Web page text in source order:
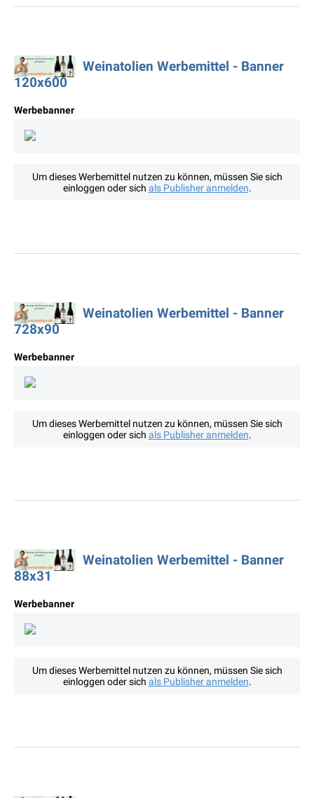
Weinatolien Werbemittel - Banner
120x600
Werbebanner
Um dieses Werbemittel nutzen zu können, müssen Sie sich
einloggen oder sich als Publisher anmelden.
Weinatolien Werbemittel - Banner
728x90
Werbebanner
Um dieses Werbemittel nutzen zu können, müssen Sie sich
einloggen oder sich als Publisher anmelden.
Weinatolien Werbemittel - Banner
88x31
Werbebanner
Um dieses Werbemittel nutzen zu können, müssen Sie sich
einloggen oder sich als Publisher anmelden.